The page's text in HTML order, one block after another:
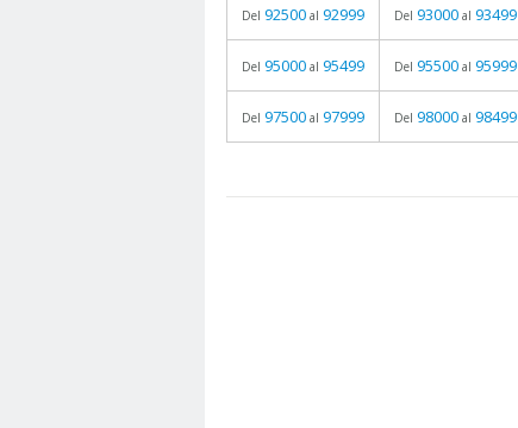
Del 92500 al 92999 Del 93000 al 93499
Del 95000 al 95499 Del 95500 al 95999
Del 97500 al 97999 Del 98000 al 98499